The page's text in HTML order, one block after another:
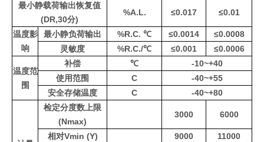
最小静载荷输出恢复值
(DR,30分)
%A.L. ≤0.017 ≤0.01
温度影
响
最小静负荷输出 %R.C. ℃ ≤0.0014
≤0.0008
灵敏度
%R.C./℃ ≤0.001 ≤0.0006
温度范
围
补偿 ℃
-10~+40
使用范围
C
-40~+55
安全存储温度
C -40~+80
检定分度数上限
(Nmax)
3000 6000
相对Vmin (Y) 9000
11000